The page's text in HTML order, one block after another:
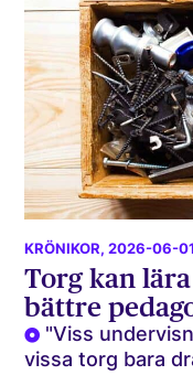
KRÖNIKOR, 2026-06-01
Torg kan
bättre
"Viss
vissa torg bara